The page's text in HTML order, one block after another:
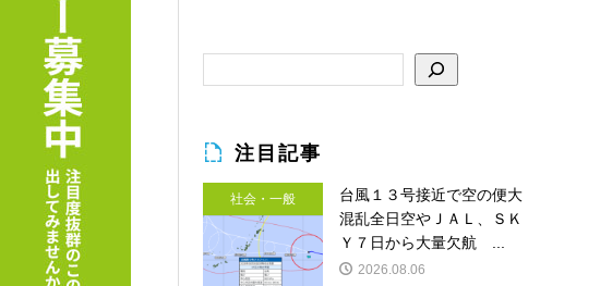
注目記事
社会・一般
台風１３号接近で空の便大
混乱全日空やＪＡＬ、ＳＫ
Ｙ７日から大量欠航 ...
2026.08.06